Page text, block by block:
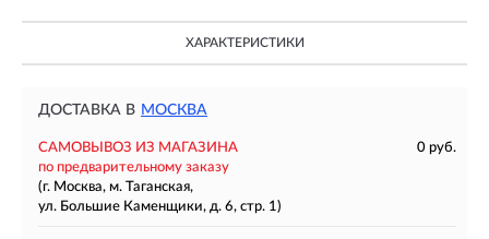
ХАРАКТЕРИСТИКИ
ДОСТАВКА В МОСКВА
САМОВЫВОЗ ИЗ МАГАЗИНА
0 руб.
по предварительному заказу
(г. Москва, м. Таганская,
ул. Большие Каменщики, д. 6, стр. 1)